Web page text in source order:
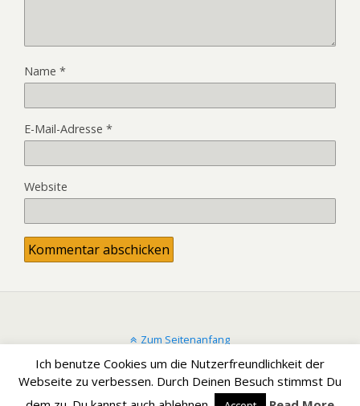
Name *
E-Mail-Adresse *
Website
Zum Seitenanfang
Mobil Desktop
Ich benutze Cookies um die Nutzerfreundlichkeit der
Webseite zu verbessen. Durch Deinen Besuch stimmst Du